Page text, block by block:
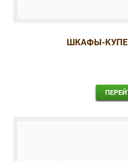
ШКАФЫ-КУПЕ